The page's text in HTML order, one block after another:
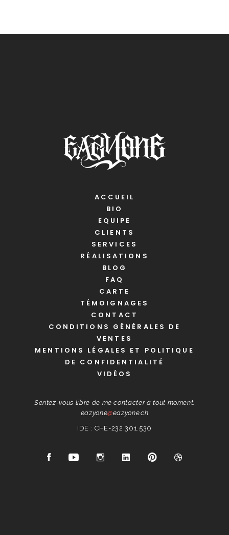
ACCUEIL
BIO
EQUIPE
CLIENTS
SERVICES
RÉALISATIONS
BLOG
FAQ
CARTE
TÉMOIGNAGES
CONTACT
CONDITIONS GÉNÉRALES DE
VENTES
MENTIONS LÉGALES ET POLITIQUE
DE CONFIDENTIALITÉ
VIDÉOS
Sentez-vous libre de me contacter à tout moment.
eazyone@eazyone.ch
IDE : CHE-232.301.530